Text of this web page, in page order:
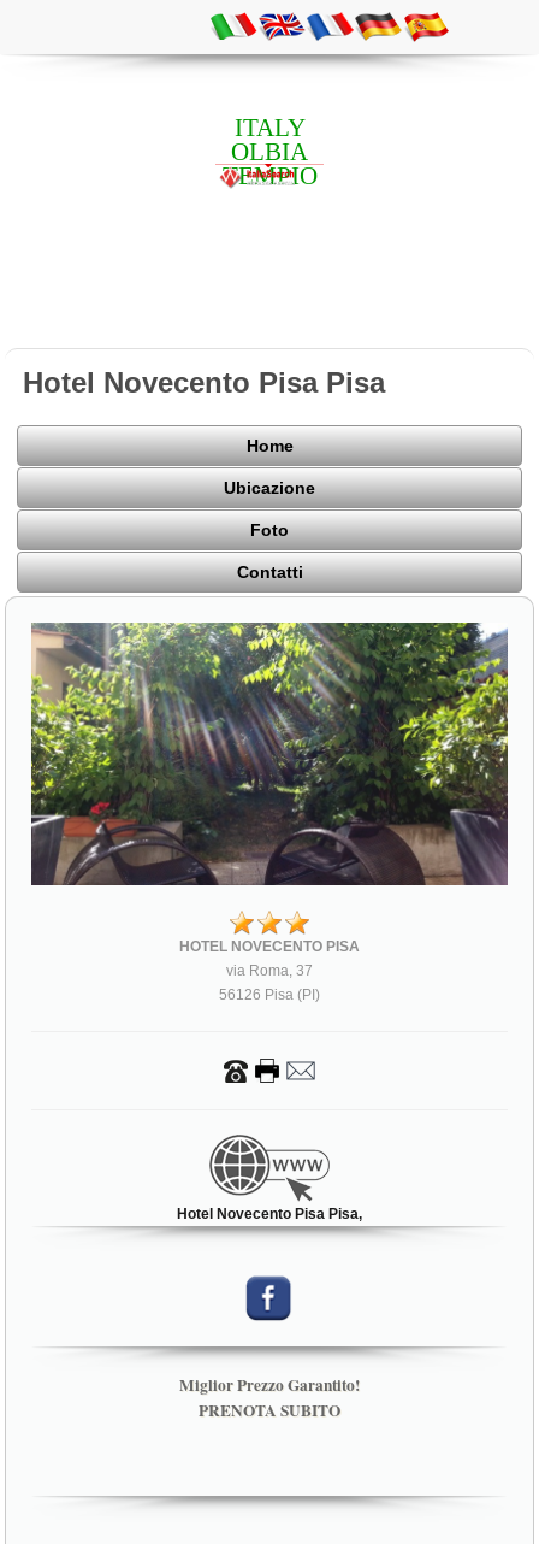
ITALY
OLBIA
TEMPIO
Hotel Novecento Pisa Pisa
Home
Ubicazione
Foto
Contatti
HOTEL NOVECENTO PISA
via Roma, 37
56126 Pisa (PI)
Hotel Novecento Pisa Pisa,
Miglior Prezzo Garantito!
PRENOTA SUBITO